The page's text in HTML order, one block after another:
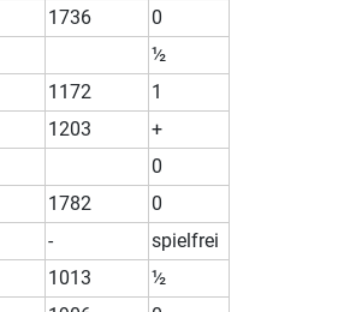
1736
0
½
1172
1
1203
+
0
1782
0
-
spielfrei
1013
½